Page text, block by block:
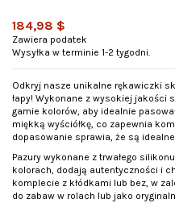
184,98 $
Zawiera podatek
Wysyłka w terminie 1-2 tygodni.
Odkryj nasze unikalne rękawiczki
łapy! Wykonane z wysokiej jakości
gamie kolorów, aby idealnie
miękką wyściółkę, co zapewnia
dopasowanie sprawia, że są idealne
Pazury wykonane z trwałego
kolorach, dodają autentyczności i
komplecie z kłódkami lub bez, w
do zabaw w rolach lub jako